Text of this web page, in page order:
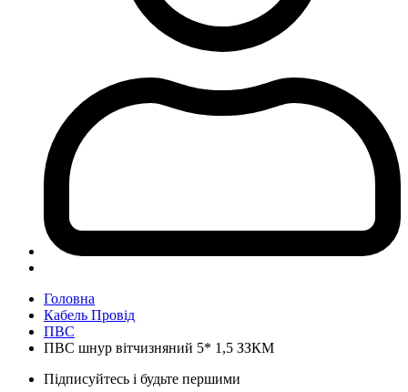
Головна
Кабель Провід
ПВС
ПВС шнур вітчизняний 5* 1,5 ЗЗКМ
Підписуйтесь і будьте першими